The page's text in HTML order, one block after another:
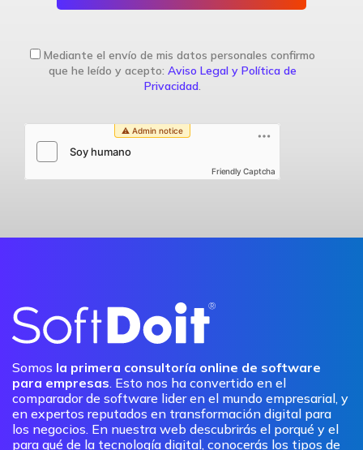
Mediante el envío de mis datos personales confirmo
que he leído y acepto: Aviso Legal y Política de
Privacidad
Friendly Captcha
Somos la primera consultoría online de software
para empresas. Esto nos ha convertido en el
comparador de software lider en el mundo empresarial, y
en expertos reputados en transformación digital para
los negocios. En nuestra web descubrirás el porqué y el
para qué de la tecnología digital, conocerás los tipos de